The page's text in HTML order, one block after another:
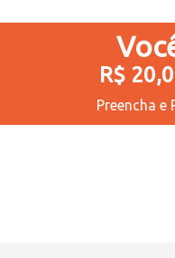
R$
Preencha e